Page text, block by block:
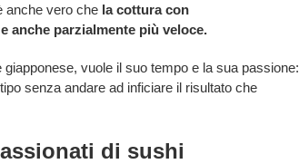
anche vero che la cottura con
anche parzialmente più veloce.
vuole il suo tempo e la sua passione:
senza andare ad inficiare il risultato che
di sushi